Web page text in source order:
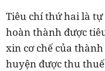
Tiêu chí thứ hai là tự
hoàn thành được
xin cơ chế của
huyện được thu